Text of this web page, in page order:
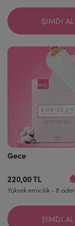
ŞIMDI AL
Gece
220,00 TL
Yüksek emicilik - 8 adet
ŞIMDI AL